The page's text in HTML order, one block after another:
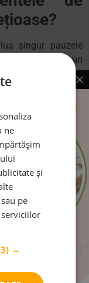
singur pauzele
neîntrerupt cu un
în sine variază
sau chiar ore
îl pot influența pe
maximă
interval de 3
principiile și
iar atunci când
tău pe viață, este
simpla prezentare
motiv
educatorul
aceste
concentrat al
etape sau stări.
ne
și
pe
→